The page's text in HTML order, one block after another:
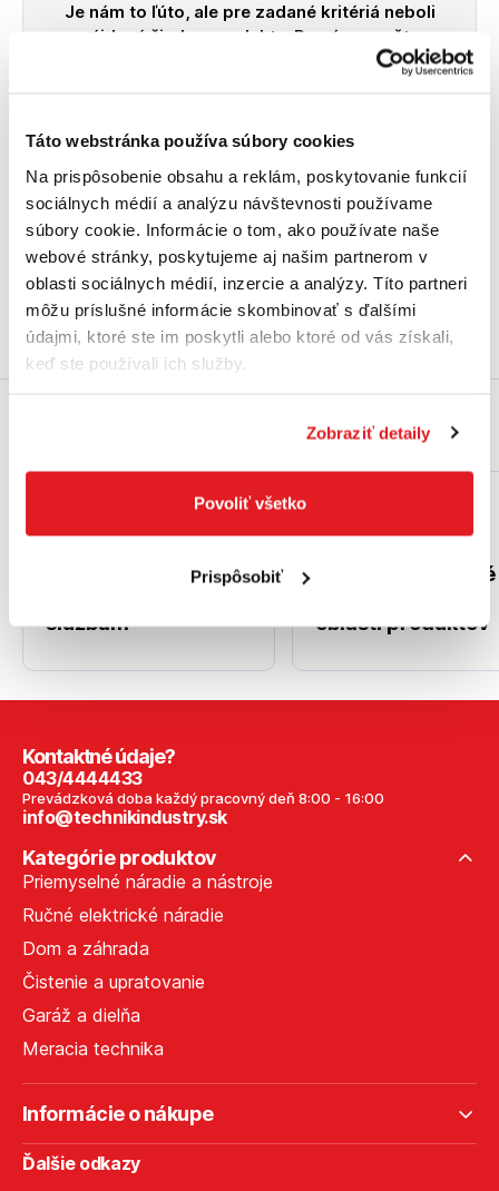
Táto webstránka používa súbory cookies
Na prispôsobenie obsahu a reklám, poskytovanie funkcií
sociálnych médií a analýzu návštevnosti používame
súbory cookie. Informácie o tom, ako používate naše
webové stránky, poskytujeme aj našim partnerom v
oblasti sociálnych médií, inzercie a analýzy. Títo partneri
môžu príslušné informácie skombinovať s ďalšími
údajmi, ktoré ste im poskytli alebo ktoré od vás získali,
keď ste používali ich služby.
Zobraziť detaily
Povoliť všetko
Prispôsobiť
Je nám to ľúto, ale pre zadané kritériá neboli
nájdené žiadne produkty. Prosím zmeňte
info@technikindustry.sk, kde vám náš tím
Príslušenstvo k vibračným doskám.
Viac ako 30 rokov
službám
Špičkové odborné
oblasti produktov
Kontaktné údaje?
043/4444433
Prevádzková doba každý pracovný deň 8:00 - 16:00
info@technikindustry.sk
Kategórie produktov
Priemyselné náradie a nástroje
Ručné elektrické náradie
Dom a záhrada
Čistenie a upratovanie
Garáž a dielňa
Meracia technika
Informácie o nákupe
Ďalšie odkazy